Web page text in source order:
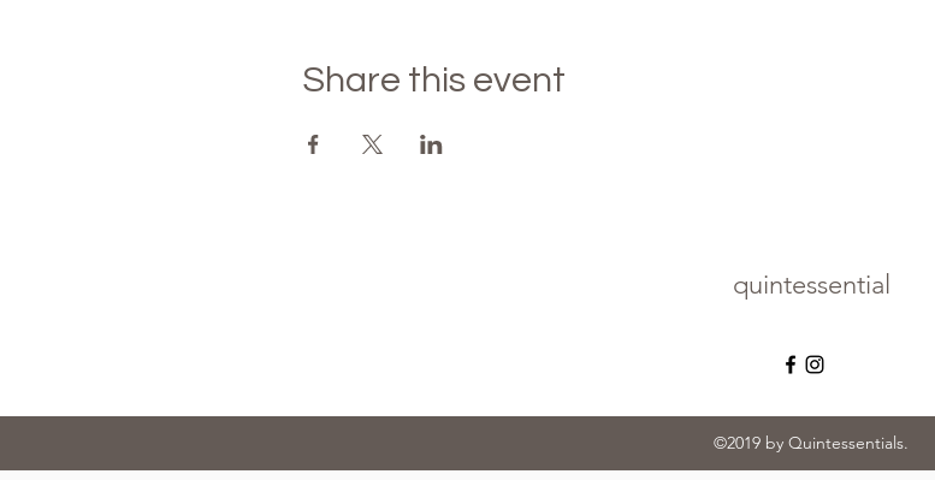
Share this event
quintessential
©2019 by Quintessentials.